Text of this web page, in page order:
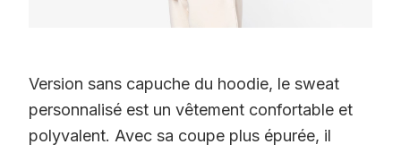
Version sans capuche du hoodie, le sweat
personnalisé est un vêtement confortable et
polyvalent. Avec sa coupe plus épurée, il